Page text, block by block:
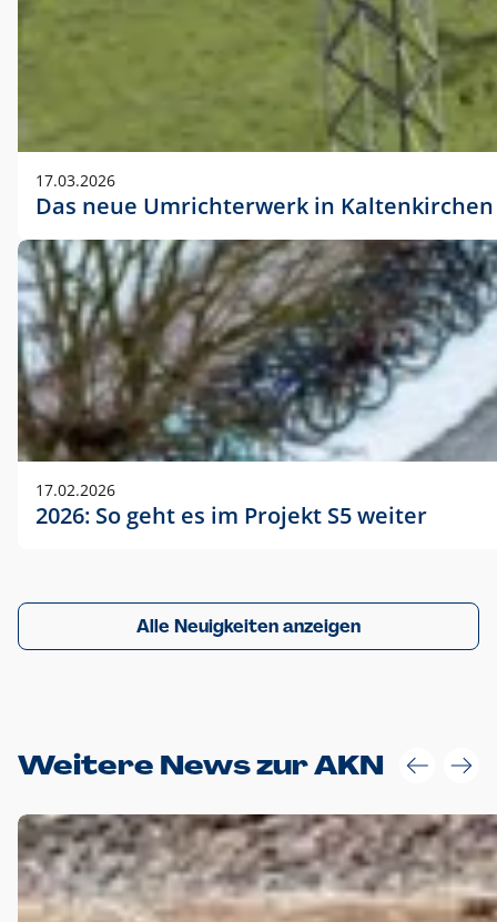
17.03.2026
Das neue Umrichterwerk in Kaltenkirchen
17.02.2026
2026: So geht es im Projekt S5 weiter
Alle Neuigkeiten anzeigen
Weitere News zur AKN